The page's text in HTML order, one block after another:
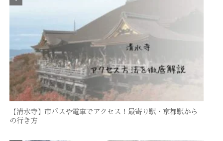
【清水寺】市バスや電車でアクセス！最寄り駅・京都駅から
の行き方